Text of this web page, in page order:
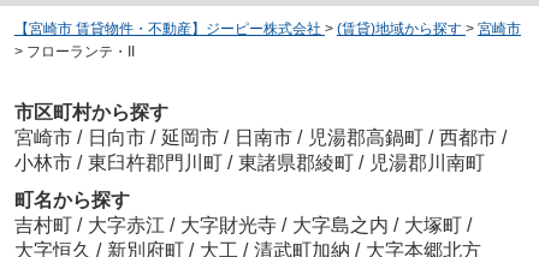
【宮崎市 賃貸物件・不動産】ジーピー株式会社 > (賃貸)地域から探す > 宮崎市
> フローランテ・II
市区町村から探す
宮崎市 / 日向市 / 延岡市 / 日南市 / 児湯郡高鍋町 / 西都市 /
小林市 / 東臼杵郡門川町 / 東諸県郡綾町 / 児湯郡川南町
町名から探す
吉村町 / 大字赤江 / 大字財光寺 / 大字島之内 / 大塚町 /
大字恒久 / 新別府町 / 大工 / 清武町加納 / 大字本郷北方